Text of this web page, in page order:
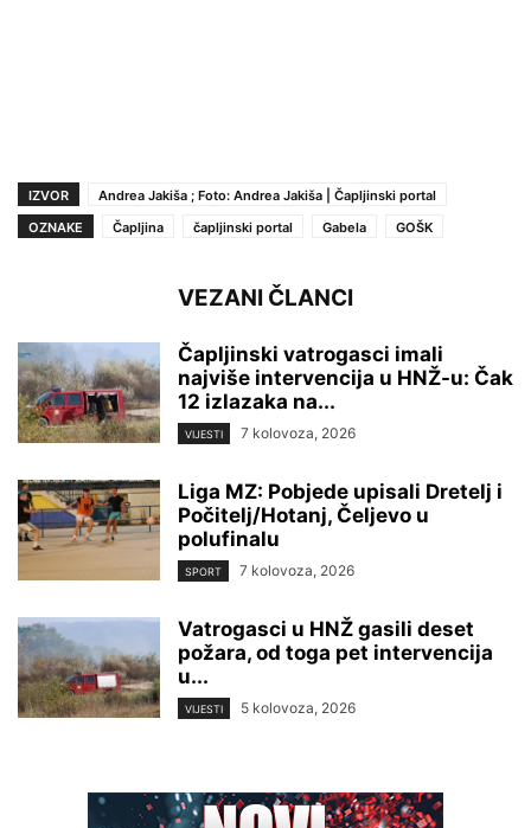
IZVOR
Andrea Jakiša ; Foto: Andrea Jakiša | Čapljinski portal
OZNAKE
Čapljina čapljinski portal Gabela GOŠK
VEZANI ČLANCI
Čapljinski vatrogasci imali
najviše intervencija u HNŽ-u: Čak
12 izlazaka na...
VIJESTI 7 kolovoza, 2026
Liga MZ: Pobjede upisali Dretelj i
Počitelj/Hotanj, Čeljevo u
polufinalu
SPORT 7 kolovoza, 2026
Vatrogasci u HNŽ gasili deset
požara, od toga pet intervencija
u...
VIJESTI 5 kolovoza, 2026